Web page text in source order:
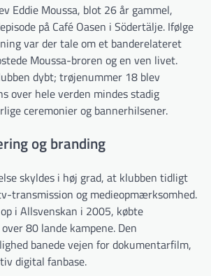
Eddie Moussa, blot 26 år gammel,
på Café Oasen i Södertälje. Ifølge
var der tale om et banderelateret
Moussa-broren og en ven livet.
dybt; trøjenummer 18 blev
over hele verden mindes stadig
ceremonier og bannerhilsener.
og branding
skyldes i høj grad, at klubben tidligt
transmission og medieopmærksomhed.
i Allsvenskan i 2005, købte
80 lande kampene. Den
banede vejen for dokumentarfilm,
digital fanbase.